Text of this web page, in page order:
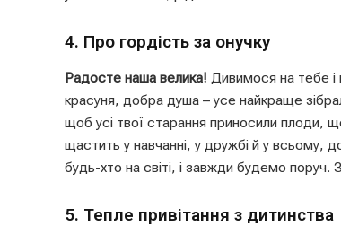
4. Про гордість за онучку
Радосте наша велика! Дивимося на тебе
красуня, добра душа – усе найкраще
щоб усі твої старання приносили плоди,
щастить у навчанні, у дружбі й у всьому,
будь-хто на світі, і завжди будемо
5. Тепле привітання з дитинства